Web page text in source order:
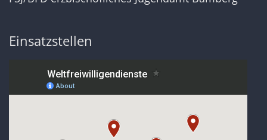
Einsatzstellen